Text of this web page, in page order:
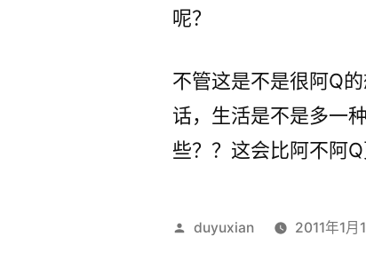
呢？
不管这是不是很阿Q
话，生活是不是多一
些？？这会比阿不阿Q
发
duyuxian 2011年1月